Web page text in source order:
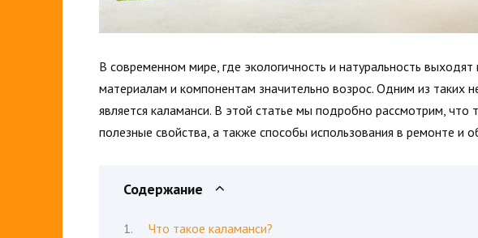
В современном мире, где экологичность и натуральность
материалам и компонентам значительно возрос. Одним из таких
является каламанси. В этой статье мы подробно рассмотрим, что
полезные свойства, а также способы использования в ремонте и
Содержание
Что такое каламанси?